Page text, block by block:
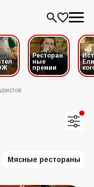
Ресторан
ные
премии
Мясные рестораны